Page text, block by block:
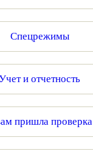
Спецрежимы
и отчетность
пришла проверка